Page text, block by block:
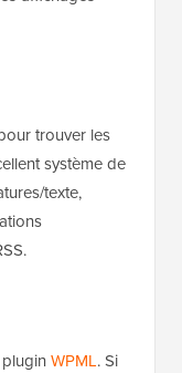
trouver les
système de
texte,
WPML. Si